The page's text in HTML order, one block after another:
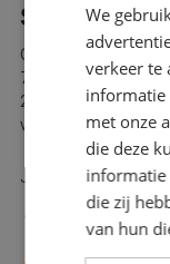
SLIM
Ook in 2026 kun je
71,9 miljoen euro
25.000 euro
van personeel.
Je kunt bijvoorbeeld
Een onderzoek
bedrijf en het
We
verkeer te
informatie
met onze
die deze
informatie
die zij
van hun